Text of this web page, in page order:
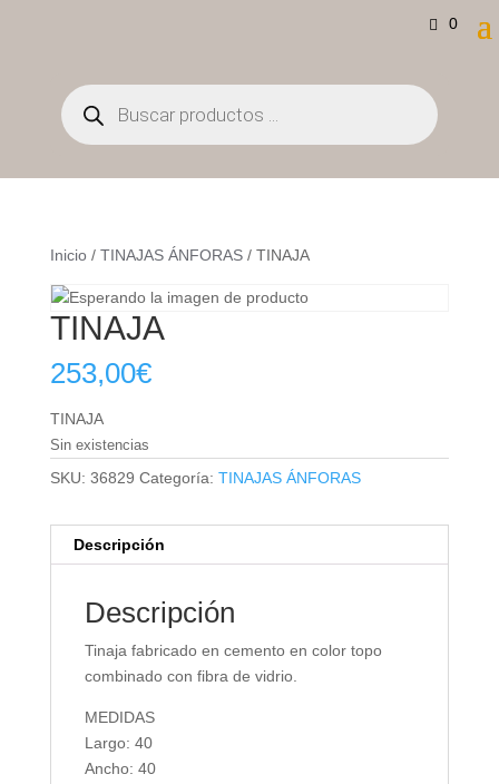
0
Búsqueda
de
productos
Inicio/ TINAJAS ÁNFORAS/ TINAJA
TINAJA
253,00€
TINAJA
Sin existencias
SKU: 36829 Categoría: TINAJAS ÁNFORAS
Descripción
Descripción
Tinaja fabricado en cemento en color topo
combinado con fibra de vidrio.
MEDIDAS
Largo: 40
Ancho: 40